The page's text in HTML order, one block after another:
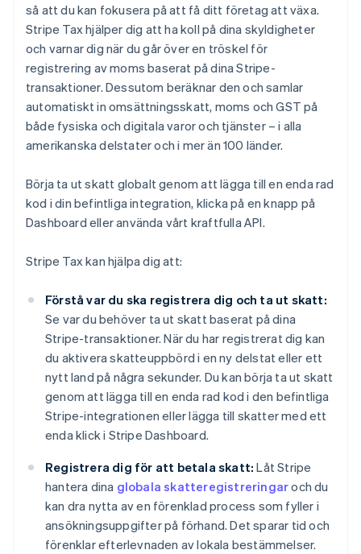
så att du kan fokusera på att få ditt företag att växa.
Stripe Tax hjälper dig att ha koll på dina skyldigheter
och varnar dig när du går över en tröskel för
registrering av moms baserat på dina Stripe-
transaktioner. Dessutom beräknar den och samlar
automatiskt in omsättningsskatt, moms och GST på
både fysiska och digitala varor och tjänster – i alla
amerikanska delstater och i mer än 100 länder.
Börja ta ut skatt globalt genom att lägga till en enda rad
kod i din befintliga integration, klicka på en knapp på
Dashboard eller använda vårt kraftfulla API.
Stripe Tax kan hjälpa dig att:
Förstå var du ska registrera dig och ta ut skatt:
Se var du behöver ta ut skatt baserat på dina
Stripe-transaktioner. När du har registrerat dig kan
du aktivera skatteuppbörd i en ny delstat eller ett
nytt land på några sekunder. Du kan börja ta ut skatt
genom att lägga till en enda rad kod i den befintliga
Stripe-integrationen eller lägga till skatter med ett
enda klick i Stripe Dashboard.
Registrera dig för att betala skatt: Låt Stripe
hantera dina globala skatteregistreringaroch du
kan dra nytta av en förenklad process som fyller i
ansökningsuppgifter på förhand. Det sparar tid och
förenklar efterlevnaden av lokala bestämmelser.